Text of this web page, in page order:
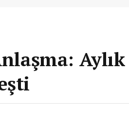
Aylık